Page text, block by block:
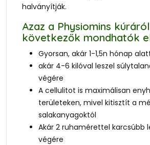
halványítják.
Azaz a Physiomins
következők mondhatók
Gyorsan, akár 1-1,5n hónap
akár 4-6 kilóval leszel
végére
A cellulitot is maximálisan
területeken, mivel kitisztít a
salakanyagoktól
Akár 2 ruhamérettel karcsúbb
végére